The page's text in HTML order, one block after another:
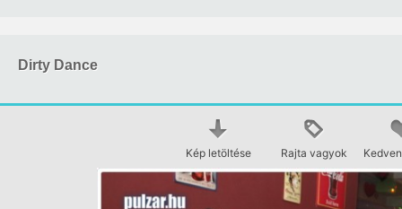
Dirty Dance
Kép letöltése Rajta vagyok